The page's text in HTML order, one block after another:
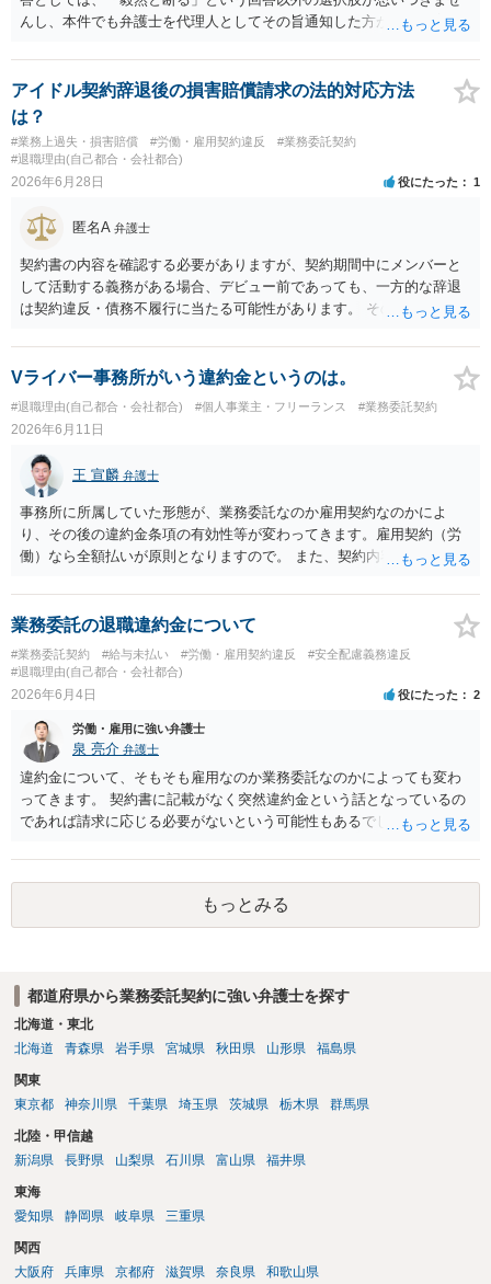
った」と反論する可能性も高く、請求額の全額がそのまま認められる
とは限らないため、交渉の場面では「理論上の満額」と「現実的な落
としどころ」を分けて考える必要があります。 ４ 制作側から名刺が
支給され、その肩書きで外部と打合せ・広報活動を行っていた事実
は、「プロジェクトの一員として継続的に業務を担当していた」こと
を裏付ける有力な事情になります。もっとも、名刺の存在だけで有償
契約や具体的な報酬額が自動的に認められるわけではなく、あくまで
他の証拠と併せて評価される位置付けです。 ５ 今後も関わる場合
は、業務範囲、報酬、期間・解約条件、著作権・クレジット表記、費
用負担等を明確に定めた業務委託契約書を締結しておくことを強くお
すすめします。円満な話し合いのためには、 ・これまでの業務内容・
負担を時系列で整理し事実関係を共有すること ・「過去の貢献への最
低限の謝意・一部清算」と「今後の関係・契約条件」の双方につい
て、複数の選択肢を用意して提案すること を意識されるとよいかと思
います。 いずれにしても、契約書がないまま継続してきた経緯や、お
互いの認識・証拠関係によって結論が左右されるため、この回答はあ
くまで一般論にとどまるものです。 具体的な見通しや請求可能額の目
安については、実際のメール・チャット・業務内容の資料をお持ちの
うえ、弁護士に個別相談されることをおすすめします。
んし、本件でも弁護士を代理人としてその旨通知した方がよい事案で
アイドル契約辞退後の損害賠償請求の法的対応方法
は？
#業務上過失・損害賠償 #労働・雇用契約違反
#業務委託契約
#退職理由(自己都合・会社都合)
2026年6月28日 役にたった 1
匿名A 弁護士
契約書の内容を確認する必要がありますが、契約期間中にメンバーと
して活動する義務がある場合、デビュー前であっても、一方的な辞退
は契約違反・債務不履行に当たる可能性があります。 そのため、運営
費用、ライブ準備費用、レッスン関係費用なども、辞退によって実際
に追加で発生した合理的費用であれば、損害として主張される可能性
があります。 もっとも、運営側の請求額がそのまま認められるわけで
はありません。各費目について、具体的な損害、金額、辞退との因果
関係を示す必要があります。特に「レッスン費用無料」と表示されて
いた場合、辞退後に講師代やスタジオ代を当然に全額請求できるかは
慎重な検討が必要です。 また「家庭の事情」が正当な辞退理由になる
かは、その具体的内容によります。介護、転居、健康問題など、活動
継続が客観的に困難といえる事情があるかが重要です。 未成年であれ
ば、契約時に親権者の同意があったか、契約期間・活動義務・中途辞
退時の扱いについて親権者に説明されていたかも確認すべきです。 現
時点では、安易に支払義務を認めず、契約書、募集記事、LINE等を保
存したうえで、請求費目、金額、根拠資料の明示を求めるのがよいと
思います。回答前に弁護士へ相談することをおすすめします。
Vライバー事務所がいう違約金というのは。
#退職理由(自己都合・会社都合) #個人事業主・フリーランス #業務委託契約
2026年6月11日
王 宣麟 弁護士
事務所に所属していた形態が、業務委託なのか雇用契約なのかによ
り、その後の違約金条項の有効性等が変わってきます。雇用契約（労
働）なら全額払いが原則となりますので。 また、契約内容を合意した
で、一定の違約金を後から一方的に請求された場合、支払義務負わな
いケースもあります。 詳しくは具体的な契約内容等にもよりますの
で、契約書等一式をそろえて弁護士からアドバイスをもらうのも一つ
かと思われます。
業務委託の退職違約金について
#業務委託契約 #給与未払い #労働・雇用契約違反
#安全配慮義務違反
#退職理由(自己都合・会社都合)
2026年6月4日 役にたった 2
労働・雇用に強い弁護士
泉 亮介 弁護士
違約金について、そもそも雇用なのか業務委託なのかによっても変わ
ってきます。 契約書に記載がなく突然違約金という話となっているの
であれば請求に応じる必要がないという可能性もあるでしょう。 相手
す。
もっとみる
都道府県から業務委託契約に強い弁護士を探す
北海道・東北
北海道
青森県 岩手県 宮城県 秋田県 山形県 福島県
関東
東京都
神奈川県 千葉県 埼玉県 茨城県 栃木県 群馬県
北陸・甲信越
新潟県
長野県 山梨県 石川県 富山県 福井県
東海
愛知県
静岡県 岐阜県 三重県
関西
大阪府
兵庫県 京都府 滋賀県 奈良県 和歌山県